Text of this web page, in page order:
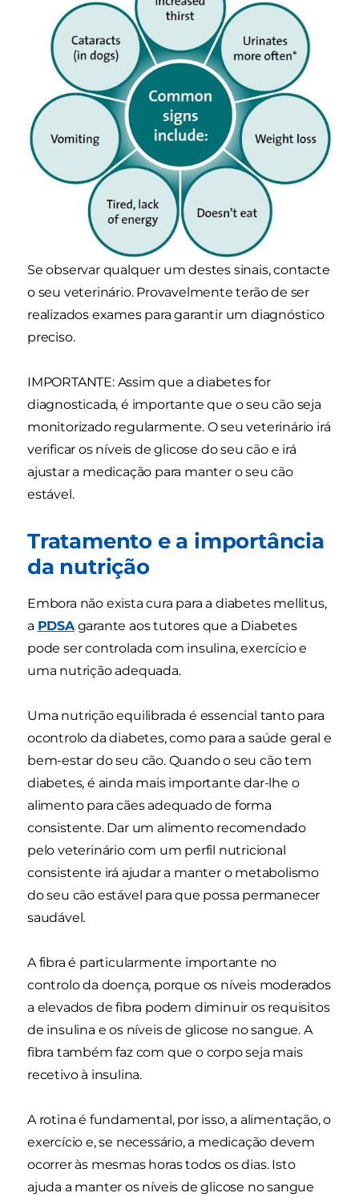
Se observar qualquer um destes sinais, contacte
o seu veterinário. Provavelmente terão de ser
realizados exames para garantir um diagnóstico
preciso.
IMPORTANTE: Assim que a diabetes for
diagnosticada, é importante que o seu cão seja
monitorizado regularmente. O seu veterinário irá
verificar os níveis de glicose do seu cão e irá
ajustar a medicação para manter o seu cão
estável.
Tratamento e a importância
da nutrição
Embora não exista cura para a diabetes mellitus,
a PDSAgarante aos tutores que a Diabetes
pode ser controlada com insulina, exercício e
uma nutrição adequada.
Uma nutrição equilibrada é essencial tanto para
ocontrolo da diabetes, como para a saúde geral e
bem-estar do seu cão. Quando o seu cão tem
diabetes, é ainda mais importante dar-lhe o
alimento para cães adequado de forma
consistente. Dar um alimento recomendado
pelo veterinário com um perfil nutricional
consistente irá ajudar a manter o metabolismo
do seu cão estável para que possa permanecer
saudável.
A fibra é particularmente importante no
controlo da doença, porque os níveis moderados
a elevados de fibra podem diminuir os requisitos
de insulina e os níveis de glicose no sangue. A
fibra também faz com que o corpo seja mais
recetivo à insulina.
A rotina é fundamental, por isso, a alimentação, o
exercício e, se necessário, a medicação devem
ocorrer às mesmas horas todos os dias. Isto
ajuda a manter os níveis de glicose no sangue